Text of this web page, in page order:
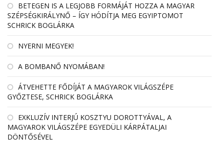
BETEGEN IS A LEGJOBB FORMÁJÁT HOZZA A MAGYAR
SZÉPSÉGKIRÁLYNŐ – ÍGY HÓDÍTJA MEG EGYIPTOMOT
SCHRICK BOGLÁRKA
NYERNI MEGYEK!
A BOMBANŐ NYOMÁBAN!
ÁTVEHETTE FŐDÍJÁT A MAGYAROK VILÁGSZÉPE
GYŐZTESE, SCHRICK BOGLÁRKA
EXKLUZÍV INTERJÚ KOSZTYU DOROTTYÁVAL, A
MAGYAROK VILÁGSZÉPE EGYEDÜLI KÁRPÁTALJAI
DÖNTŐSÉVEL